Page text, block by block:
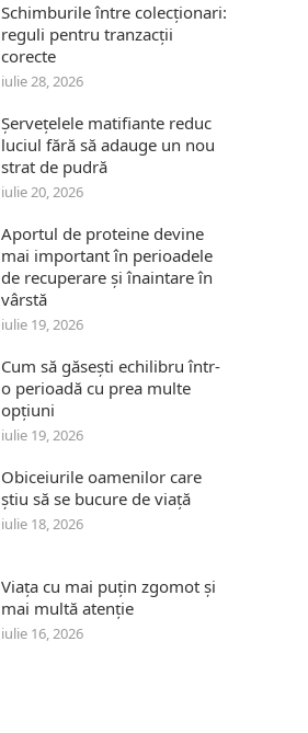
Schimburile între colecționari:
reguli pentru tranzacții
corecte
iulie 28, 2026
Șervețelele matifiante reduc
luciul fără să adauge un nou
strat de pudră
iulie 20, 2026
Aportul de proteine devine
mai important în perioadele
de recuperare și înaintare în
vârstă
iulie 19, 2026
Cum să găsești echilibru într-
o perioadă cu prea multe
opțiuni
iulie 19, 2026
Obiceiurile oamenilor care
știu să se bucure de viață
iulie 18, 2026
Viața cu mai puțin zgomot și
mai multă atenție
iulie 16, 2026